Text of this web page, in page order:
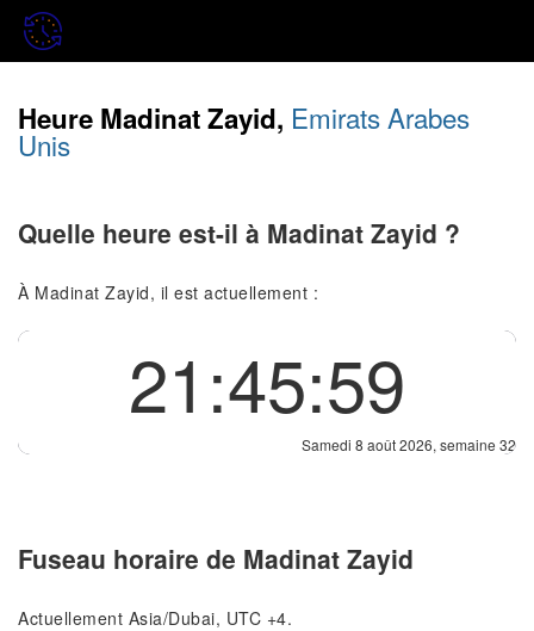
Heure Madinat Zayid, Emirats Arabes
Unis
Quelle heure est-il à Madinat Zayid ?
À Madinat Zayid, il est actuellement :
21:45:59
Samedi 8 août 2026, semaine 32
Fuseau horaire de Madinat Zayid
Actuellement Asia/Dubai, UTC +4.